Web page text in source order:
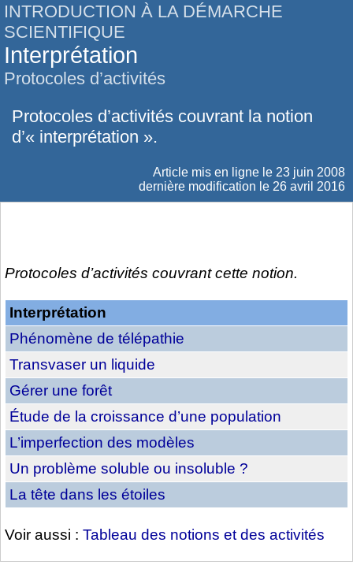
INTRODUCTION À LA DÉMARCHE
SCIENTIFIQUE
Interprétation
Protocoles d’activités
Protocoles d’activités couvrant la notion
d’« interprétation ».
Article mis en ligne le 23 juin 2008
dernière modification le 26 avril 2016
Protocoles d’activités couvrant cette notion.
Interprétation
Phénomène de télépathie
Transvaser un liquide
Gérer une forêt
Étude de la croissance d’une population
L’imperfection des modèles
Un problème soluble ou insoluble ?
La tête dans les étoiles
Voir aussi : Tableau des notions et des activités